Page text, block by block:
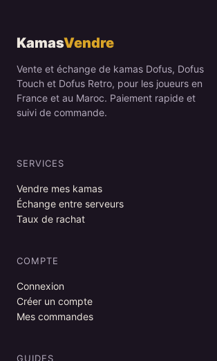
KamasVendre
Vente et échange de kamas Dofus, Dofus
Touch et Dofus Retro, pour les joueurs en
France et au Maroc. Paiement rapide et
suivi de commande.
SERVICES
Vendre mes kamas
Échange entre serveurs
Taux de rachat
COMPTE
Connexion
Créer un compte
Mes commandes
GUIDES